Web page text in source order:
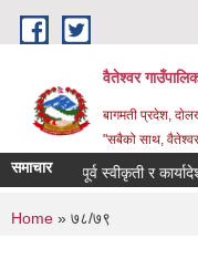
Skip to main content
वैतेश्वर
बागमती प्रदेश,
"सबैको साथ,
समाचार पूर्व स्वीकृती र
You are here
Home » ७८/७९